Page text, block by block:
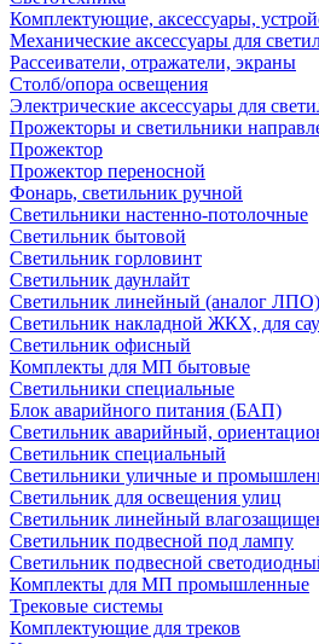
Комплектующие, аксессуары,
Механические аксессуары для
Рассеиватели, отражатели, экраны
Столб/опора освещения
Электрические аксессуары для
Прожекторы и светильники
Прожектор
Прожектор переносной
Фонарь, светильник ручной
Светильники настенно-потолочные
Светильник бытовой
Светильник горловинт
Светильник даунлайт
Светильник линейный (аналог ЛПО)
Светильник накладной ЖКХ, для
Светильник офисный
Комплекты для МП бытовые
Светильники специальные
Блок аварийного питания (БАП)
Светильник аварийный,
Светильник специальный
Светильники уличные и
Светильник для освещения улиц
Светильник линейный
Светильник подвесной под лампу
Светильник подвесной
Комплекты для МП промышленные
Трековые системы
Комплектующие для треков